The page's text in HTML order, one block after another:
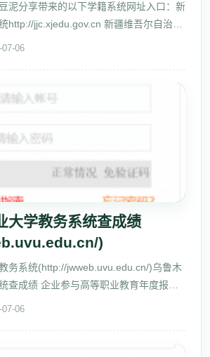
泥分享带来的以下学籍系统网址入口：新
http://jjc.xjedu.gov.cn 新疆维吾尔自治区
理系统 用 户 名： 密 码： 年 份： 新疆
07-06
大学教务系统查成绩
)
务系统(http://jwweb.uvu.edu.cn/)乌鲁木
查成绩 企业参与高等职业教育年度报告
01-03] 乌鲁木齐职业大学-中国职业教
07-06